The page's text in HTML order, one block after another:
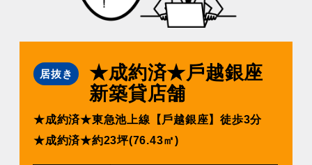
居抜き
★成約済★⼾越銀座
新築貸店舗
★成約済★東急池上線【⼾越銀座】徒歩3分
★成約済★約23坪(76.43㎡)